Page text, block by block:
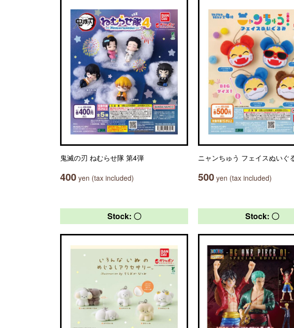
鬼滅の刃 ねむらせ隊 第4弾
400 yen (tax included)
ニャンちゅう フェイスぬいぐ
500 yen (tax included)
Stock: 〇 Stock: 〇